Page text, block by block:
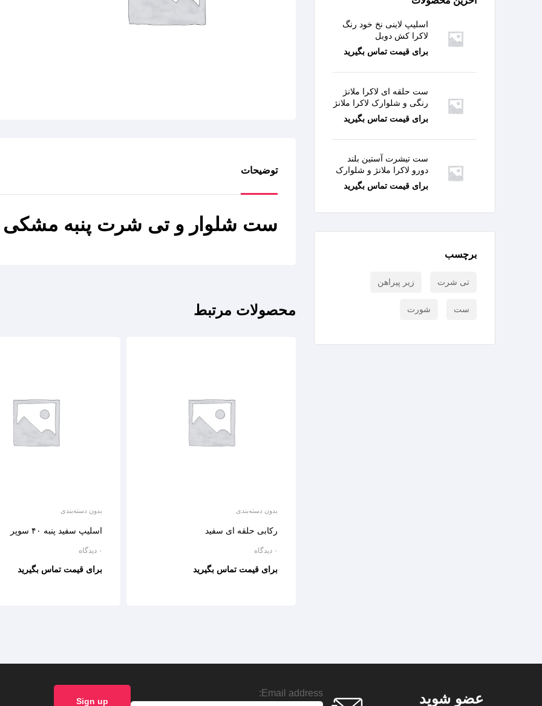
توضیحات
ست شلوار و تی شرت پنبه مشکی
محصولات مرتبط
بدون دسته‌بندی
رکابی حلقه ای سفید
۰ دیدگاه
برای قیمت تماس بگیرید
بدون دسته‌بندی
اسلیپ سفید پنبه ۴۰ سوپر
۰ دیدگاه
برای قیمت تماس بگیرید
اسلیپ لاینی نخ خود رنگ
لاکرا کش دوبل
برای قیمت تماس بگیرید
ست حلقه ای لاکرا ملانژ
رنگی و شلوارک لاکرا ملانژ
برای قیمت تماس بگیرید
ست تیشرت آستین بلند
دورو لاکرا ملانژ و شلوارک
برای قیمت تماس بگیرید
برچسب
تی شرت زیر پیراهن
ست شورت
عضو شوید Email address: